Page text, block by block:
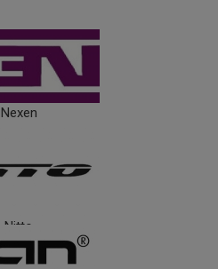
Nexen
Nitto